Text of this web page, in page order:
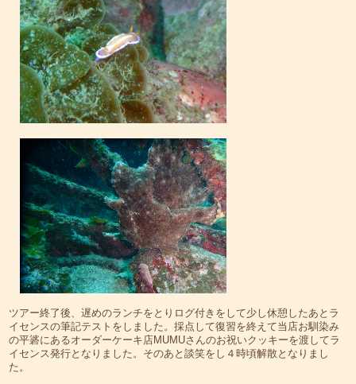
ツアー終了後、遅めのランチをとりログ付きをして少し休憩したあとラ
イセンスの筆記テストをしました。採点して復習を終えて当店お馴染み
の平碆にあるオーダーケーキ店MUMUさんのお祝いクッキーを渡してラ
イセンス発行となりました。そのあと談笑をし４時頃解散となりまし
た。